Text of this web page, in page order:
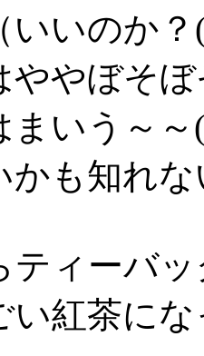
いいのか
ややぼそ
まいう～
かも知れな
ティーバ
い紅茶に